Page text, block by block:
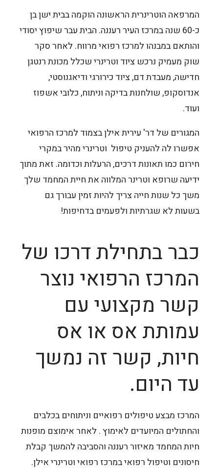
המרפאה הוטרינרית הראשונה הוקמה בבית ישן בן
כ-60 שנה במרכז העיר רעננה. הבית עבר שיפוץ יסודי
והותאם במבנהו למרכז רפואי מרווח. לאחר סקר
שוק מעמיק נרכש ציוד וטרינרי שכלל מכונת רנטגן
חדישה, מעבדת דם, ציוד כירורגי ודיאגנוסטי,
אנדוסקופ, שולחנות בדיקה וניתוח, כלובי אשפוז
ועוד.
המגורים של דר' עירית אילן בצמוד למרכז הרפואי
אפשרו לה להעניק טיפול וטרינרי מהיר במקרי
חירום כמו תאונות דרכים, הרעלות וכדומה. זאת מתוך
ידיעה שרופא וטרינר המלווה את חיית המחמד שלך
משך כל שנות חייה צריך להיות זמין עבורך גם
בשעות לא שגרתיות ולפעמים בדחיפות!
כבר בתחילת דרכו של
המרכז הרפואי נוצר
קשר מקצועי עם
עמותת אס או אס
חיות, קשר זה נמשך
עד היום.
המרכז מבצע טיפולים רפואיים וניתוחים בכלבים
והחתולים המיועדים לאימוץ . לאחר אימוצם מופנות
חיות המחמד מאיזור רעננה והסביבה להמשך קבלת
חיסונים וטיפול רפואי במרכז רפואי וטרינרי אילן.